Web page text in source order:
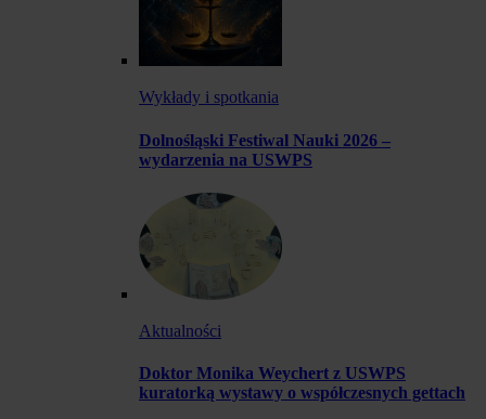
Wykłady i spotkania
Dolnośląski Festiwal Nauki 2026 –
wydarzenia na USWPS
Aktualności
Doktor Monika Weychert z USWPS
kuratorką wystawy o współczesnych gettach